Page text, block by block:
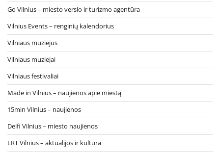
Go Vilnius – miesto verslo ir turizmo agentūra
Vilnius Events – renginių kalendorius
Vilniaus muziejus
Vilniaus muziejai
Vilniaus festivaliai
Made in Vilnius – naujienos apie miestą
15min Vilnius – naujienos
Delfi Vilnius – miesto naujienos
LRT Vilnius – aktualijos ir kultūra